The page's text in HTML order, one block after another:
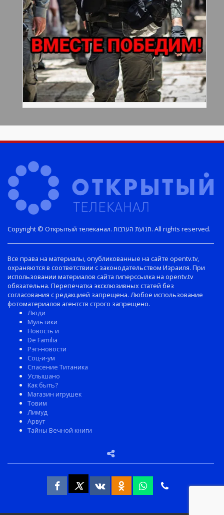
Copyright © Открытый телеканал. תנועת הערבות. All rights reserved.
Все права на материалы, опубликованные на сайте opentv.tv,
охраняются в соответствии с законодательством Израиля. При
использовании материалов сайта гиперссылка на opentv.tv
обязательна. Перепечатка эксклюзивных статей без
согласования с редакцией запрещена. Любое использование
фотоматериалов агентств строго запрещено.
Люди
Мультики
Новость и
De Familia
Рэп-новости
Соц-и-ум
Спасение Титаника
Услышано
Как быть?
Магазин игрушек
Товим
Лимуд
Арвут
Тайны Вечной книги